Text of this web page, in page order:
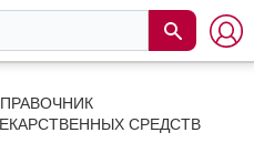
СРЕДСТВ